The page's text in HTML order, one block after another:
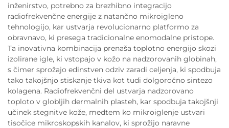
inženirstvo, potrebno za brezhibno integracijo
radiofrekvenčne energije z natančno mikroigleno
tehnologijo, kar ustvarja revolucionarno platformo za
obravnavo, ki presega tradicionalne enomodalne pristope.
Ta inovativna kombinacija prenaša toplotno energijo skozi
izolirane igle, ki vstopajo v kožo na nadzorovanih globinah,
s čimer sprožajo edinstven odziv zaradi celjenja, ki spodbuja
tako takojšnjo stiskanje tkiva kot tudi dolgoročno sintezo
kolagena. Radiofrekvenčni del ustvarja nadzorovano
toploto v globljih dermalnih plasteh, kar spodbuja takojšnji
učinek stegnitve kože, medtem ko mikroiglenje ustvari
tisočice mikroskopskih kanalov, ki sprožijo naravne